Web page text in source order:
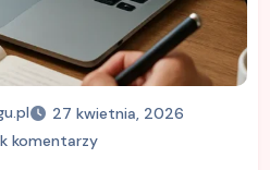
27 kwietnia, 2026
komentarzy